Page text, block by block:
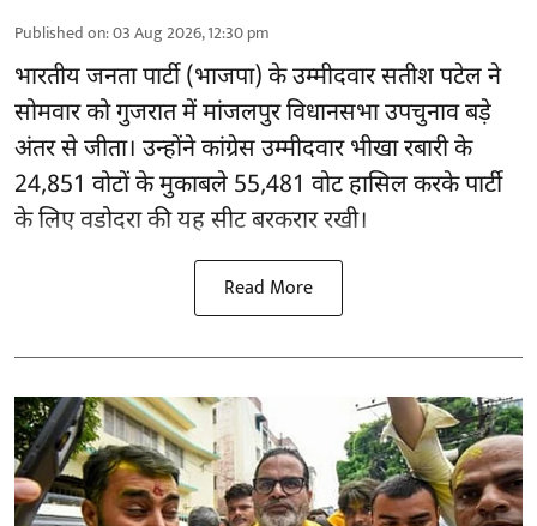
Published on:03 Aug 2026, 12:30 pm
भारतीय जनता पार्टी (भाजपा) के उम्मीदवार सतीश पटेल ने
सोमवार को गुजरात में मांजलपुरविधानसभा उपचुनावबड़े
अंतर से जीता। उन्होंने कांग्रेस उम्मीदवार भीखा रबारी के
24,851 वोटों के मुकाबले 55,481 वोट हासिल करके पार्टी
के लिए वडोदरा की यह सीट बरकरार रखी।
Read More